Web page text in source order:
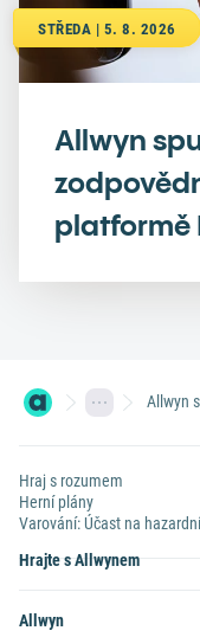
STŘEDA | 5. 8. 2026
Allwyn
platformě
Allwyn
Hraj s rozumem
Herní plány
Varování: Účast na
Hrajte s Allwynem
Allwyn